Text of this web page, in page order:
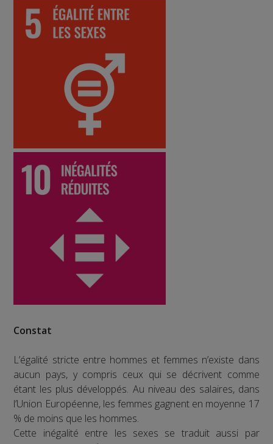
Constat
L’égalité stricte entre hommes et femmes n’existe dans
aucun pays, y compris ceux qui se décrivent comme
étant les plus développés. Au niveau des salaires, dans
l’Union Européenne, les femmes gagnent en moyenne 17
% de moins que les hommes.
Cette inégalité entre les sexes se traduit aussi par